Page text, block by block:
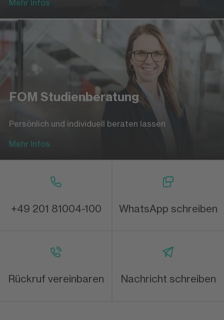
Mehr Infos
FOM Studienberatung
Persönlich und individuell beraten lassen
Mehr Infos
+49 201 81004-100 WhatsApp schreiben
Rückruf vereinbaren Nachricht schreiben